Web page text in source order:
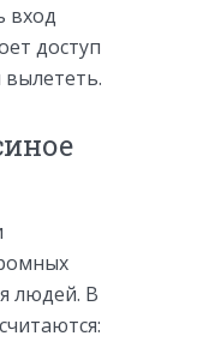
вход
доступ
людей. В